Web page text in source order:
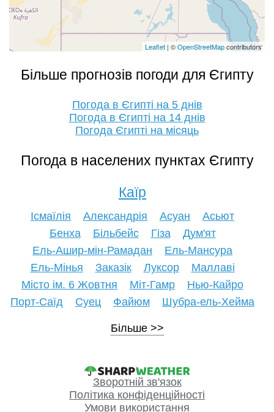
Leaflet | ©OpenStreetMapcontributors
Більше прогнозів погоди для Єгипту
Погода в Єгипті на 5 днів
Погода в Єгипті на 14 днів
Погода Єгипті на місяць
Погода в населених пунктах Єгипту
Каїр
Ісмаїлія Александрія Асуан
Асьют
Бенха
Більбейс Гіза
Дум'ят
Ель-Ашир-мін-Рамадан
Ель-Мансура
Ель-Мінья
Заказік Луксор
Маллаві
Місто ім. 6 Жовтня
Міт-Гамр
Нью-Кайро
Порт-Саїд
Суец Файюм Шубра-ель-Хейма
Більше
Зворотній зв'язок
Політика конфіденційності
Умови використання